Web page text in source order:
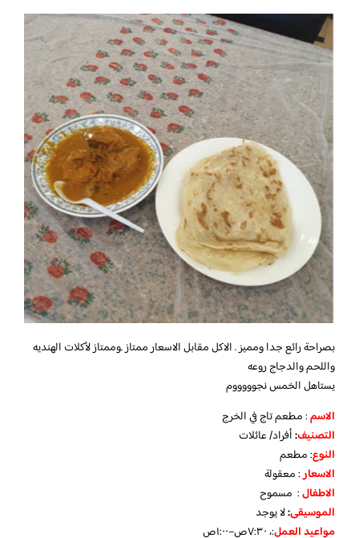
بصراحة رائع جدا ومميز . الاكل مقابل الاسعار ممتاز .وممتاز لأكلات الهنديه
واللحم والدجاج روعه
يستاهل الخمس نجوووووم
الاسم: مطعم تاج في الخرج
التصنيف:أفراد/ عائلات
النوع: مطعم
الاسعار: معقولة
الاطفال: مسموح
الموسيقى:لا يوجد
مواعيد العمل:، ٧:٣٠ص–١:٠٠ص